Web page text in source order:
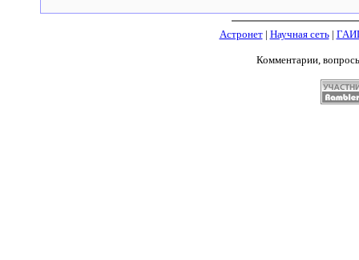
Астронет| Научная сеть|
Комментарии,